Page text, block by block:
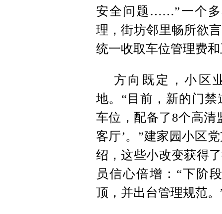
安全问题……”一个多
理，街坊邻里畅所欲
统一收取车位管理费
方向既定，小区
地。“目前，新的门
车位，配备了8个高清
客厅’。”建家园小区
绍，这些小改变获得
员信心倍增：“下阶
顶，并出台管理规范。